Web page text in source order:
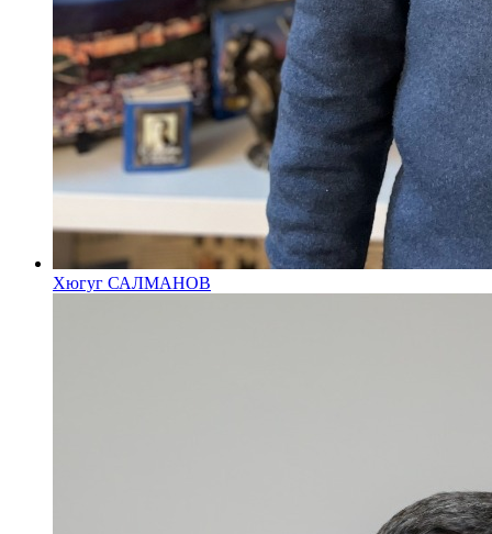
Хюгуг САЛМАНОВ